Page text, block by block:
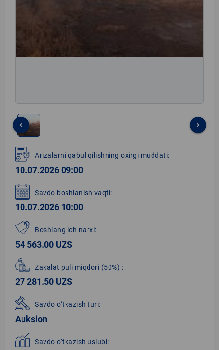
1
of
1
keyboard_arrow_left keyboard_arrow_right
Arizalarni qabul qilishning oxirgi muddati:
10.07.2026 09:00
Savdo boshlanish vaqti:
10.07.2026 10:00
Boshlang‘ich narxi:
54 563.00 UZS
Zakalat puli miqdori (50%) :
27 281.50 UZS
Savdo o‘tkazish turi:
Auksion
Savdo o‘tkazish uslubi: